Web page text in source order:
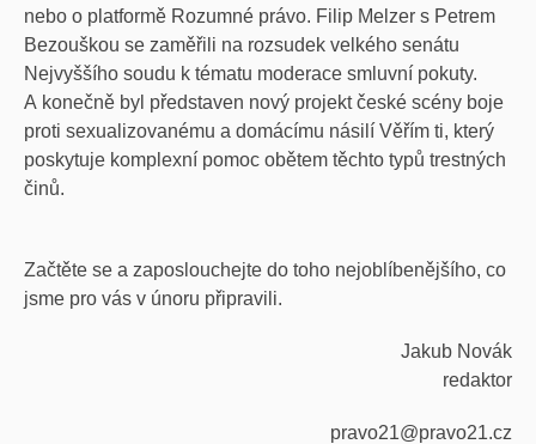
nebo o platformě Rozumné právo. Filip Melzer s Petrem
Bezouškou se zaměřili na rozsudek velkého senátu
Nejvyššího soudu k tématu moderace smluvní pokuty.
A konečně byl představen nový projekt české scény boje
proti sexualizovanému a domácímu násilí Věřím ti, který
poskytuje komplexní pomoc obětem těchto typů trestných
činů.
Začtěte se a zaposlouchejte do toho nejoblíbenějšího, co
jsme pro vás v únoru připravili.
Jakub Novák
redaktor
pravo21@pravo21.cz